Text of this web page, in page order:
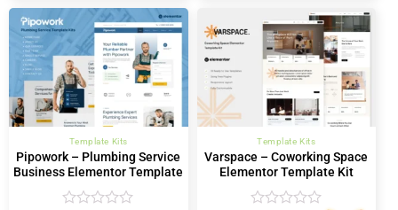
hạng
0
5
sao
sao
Template Kits
Pipowork – Plumbing Service
Business Elementor Template
Template Kits
Varspace – Coworking Space
Elementor Template Kit